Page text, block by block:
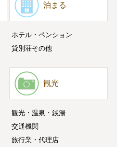
泊まる
ホテル・ペンション
貸別荘その他
観光
観光・温泉・銭湯
交通機関
旅行業・代理店